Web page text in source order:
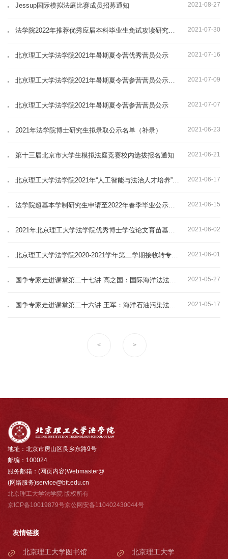
2021-08-27
Jessup国际模拟法庭比赛成员招募通知
2021-07-30
2021-07-16
北京理工大学法学院2021年暑期夏令营优秀营员公示
2021-07-09
2021-07-07
北京理工大学法学院2021年暑期夏令营参营营员公示
2021-06-23
2021年法学院博士研究生拟录取公示名单（补录）
2021-06-21
第十三届北京市大学生模拟法庭竞赛校内选拔报名通知
2021-06-17
2021-06-15
2021-06-02
2021-06-01
2021-05-27
2021-05-17
< >
地址：北京市房山区良乡东路9号
邮编：100024
服务邮箱：(网页内容)Webmaster@
(网络服务)service@bit.edu.cn
北京理工大学法学院 版权所有
京ICP备10019879号京公网安备110402430044号
友情链接
北京理工大学图书馆 北京理工大学